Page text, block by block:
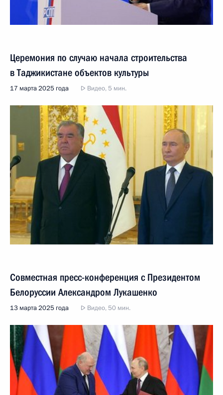
Церемония по случаю начала строительства
в Таджикистане объектов культуры
17 марта 2025 года Видео, 5 мин.
Совместная пресс-конференция с Президентом
Белоруссии Александром Лукашенко
13 марта 2025 года Видео, 50 мин.